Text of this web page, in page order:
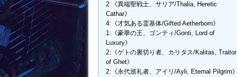
2:《異端聖戦士、サリア/Thalia, Heretic
Cathar》
4:《才気ある霊基体/Gifted Aetherborn》
1:《豪華の王、ゴンティ/Gonti, Lord of
Luxury》
2:《ゲトの裏切り者、カリタス/Kalitas, Traitor
of Ghet》
2:《永代巡礼者、アイリ/Ayli, Eternal Pilgrim》